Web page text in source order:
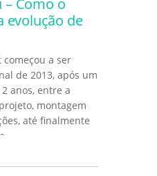
evolução de
começou a ser
de 2013, após um
anos, entre a
montagem
até finalmente